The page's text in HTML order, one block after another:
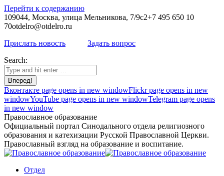
Перейти к содержанию
109044, Москва, улица Мельникова, 7/9с2+7 495 650 10
70otdelro@otdelro.ru
Прислать новость
Задать вопрос
Search:
Вконтакте page opens in new windowFlickr page opens in new
windowYouTube page opens in new windowTelegram page opens
in new window
Православное образование
Официальный портал Синодального отдела религиозного
образования и катехизации Русской Православной Церкви.
Православный взгляд на образование и воспитание.
Отдел